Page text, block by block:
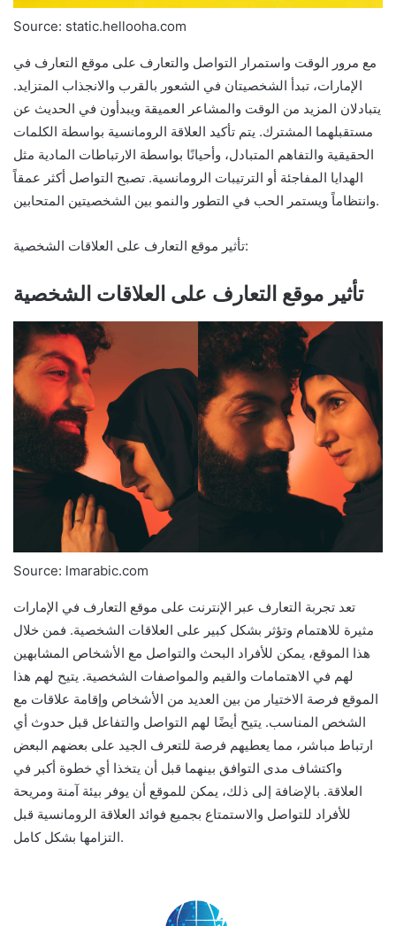
Source: static.hellooha.com
مع مرور الوقت واستمرار التواصل والتعارف على موقع التعارف في
الإمارات، تبدأ الشخصيتان في الشعور بالقرب والانجذاب المتزايد.
يتبادلان المزيد من الوقت والمشاعر العميقة ويبدأون في الحديث عن
مستقبلهما المشترك. يتم تأكيد العلاقة الرومانسية بواسطة الكلمات
الحقيقية والتفاهم المتبادل، وأحيانًا بواسطة الارتباطات المادية مثل
الهدايا المفاجئة أو الترتيبات الرومانسية. تصبح التواصل أكثر عمقاً
وانتظاماً ويستمر الحب في التطور والنمو بين الشخصيتين المتحابين.
تأثير موقع التعارف على العلاقات الشخصية:
تأثير موقع التعارف على العلاقات الشخصية
Source: lmarabic.com
تعد تجربة التعارف عبر الإنترنت على موقع التعارف في الإمارات
مثيرة للاهتمام وتؤثر بشكل كبير على العلاقات الشخصية. فمن خلال
هذا الموقع، يمكن للأفراد البحث والتواصل مع الأشخاص المشابهين
لهم في الاهتمامات والقيم والمواصفات الشخصية. يتيح لهم هذا
الموقع فرصة الاختيار من بين العديد من الأشخاص وإقامة علاقات مع
الشخص المناسب. يتيح أيضًا لهم التواصل والتفاعل قبل حدوث أي
ارتباط مباشر، مما يعطيهم فرصة للتعرف الجيد على بعضهم البعض
واكتشاف مدى التوافق بينهما قبل أن يتخذا أي خطوة أكبر في
العلاقة. بالإضافة إلى ذلك، يمكن للموقع أن يوفر بيئة آمنة ومريحة
للأفراد للتواصل والاستمتاع بجميع فوائد العلاقة الرومانسية قبل
التزامها بشكل كامل.